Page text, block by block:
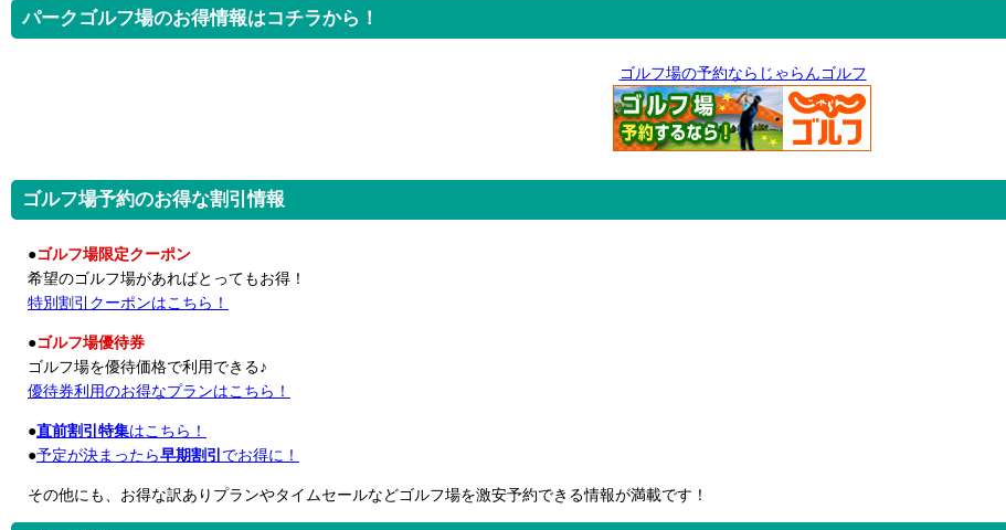
パークゴルフ場のお得情報はコチラから！
ゴルフ場の予約ならじゃらんゴルフ
ゴルフ場予約のお得な割引情報
●ゴルフ場限定クーポン
希望のゴルフ場があればとってもお得！
特別割引クーポンはこちら！
●ゴルフ場優待券
ゴルフ場を優待価格で利用できる♪
優待券利用のお得なプランはこちら！
●直前割引特集はこちら！
●予定が決まったら早期割引 でお得に！
その他にも、お得な訳ありプランやタイムセールなどゴルフ場を激安予約できる情報が満載です！